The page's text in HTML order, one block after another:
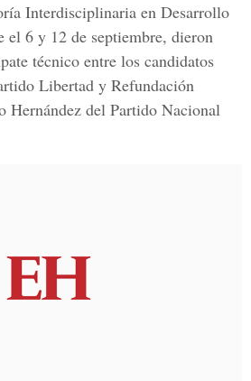
Interdisciplinaria en Desarrollo
el 6 y 12 de septiembre, dieron
técnico entre los candidatos
Libertad y Refundación
Hernández del Partido Nacional